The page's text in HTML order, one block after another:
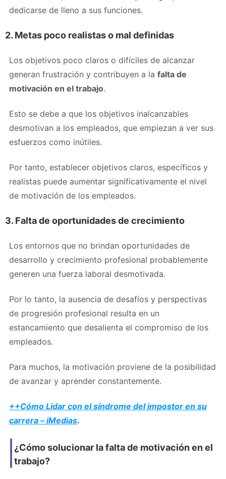
dedicarse de lleno a sus funciones.
2. Metas poco realistas o mal definidas
Los objetivos poco claros o difíciles de alcanzar
generan frustración y contribuyen a la falta de
motivación en el trabajo.
Esto se debe a que los objetivos inalcanzables
desmotivan a los empleados, que empiezan a ver sus
esfuerzos como inútiles.
Por tanto, establecer objetivos claros, específicos y
realistas puede aumentar significativamente el nivel
de motivación de los empleados.
3. Falta de oportunidades de crecimiento
Los entornos que no brindan oportunidades de
desarrollo y crecimiento profesional probablemente
generen una fuerza laboral desmotivada.
Por lo tanto, la ausencia de desafíos y perspectivas
de progresión profesional resulta en un
estancamiento que desalienta el compromiso de los
empleados.
Para muchos, la motivación proviene de la posibilidad
de avanzar y aprender constantemente.
++Cómo Lidar con el síndrome del impostor en su
carrera – iMedias.
¿Cómo solucionar la falta de motivación en el
trabajo?